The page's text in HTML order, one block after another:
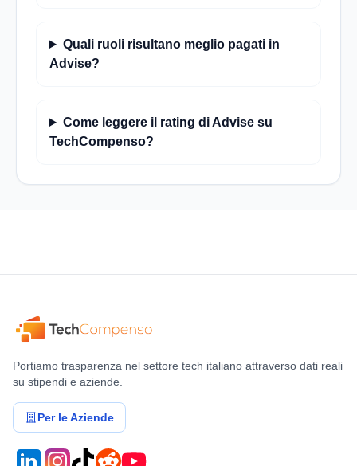
Quali ruoli risultano meglio pagati in
Advise?
Come leggere il rating di Advise su
TechCompenso?
Portiamo trasparenza nel settore tech italiano attraverso dati reali
su stipendi e aziende.
Per le Aziende